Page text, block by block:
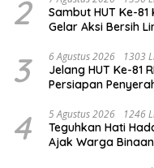
2
Sambut HUT Ke-
Gelar Aksi Bersih
3 6 Agustus 2026 1303
Jelang HUT Ke-81
Persiapan
4 5 Agustus 2026 1246
Teguhkan Hati
Ajak Warga